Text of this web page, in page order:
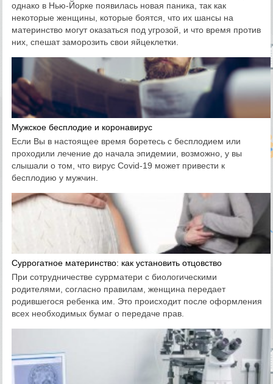
однако в Нью-Йорке появилась новая паника, так как
некоторые женщины, которые боятся, что их шансы на
материнство могут оказаться под угрозой, и что время против
них, спешат заморозить свои яйцеклетки.
Мужское бесплодие и коронавирус
Если Вы в настоящее время боретесь с бесплодием или
проходили лечение до начала эпидемии, возможно, у вы
слышали о том, что вирус Covid-19 может привести к
бесплодию у мужчин.
Суррогатное материнство: как установить отцовство
При сотрудничестве суррматери с биологическими
родителями, согласно правилам, женщина передает
родившегося ребенка им. Это происходит после оформления
всех необходимых бумаг о передаче прав.